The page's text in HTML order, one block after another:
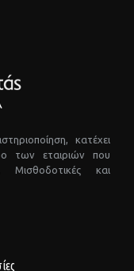
κατέχει
των εταιριών που
Μισθοδοτικές και